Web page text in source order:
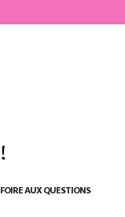
FOIRE AUX QUESTIONS